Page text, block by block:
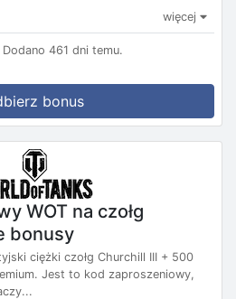
więcej
Dodano 461 dni temu.
bonus
WOT na czołg
bonusy
ciężki czołg Churchill III + 500
Jest to kod zaproszeniowy,